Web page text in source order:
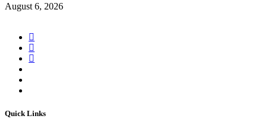
August 6, 2026
Quick Links